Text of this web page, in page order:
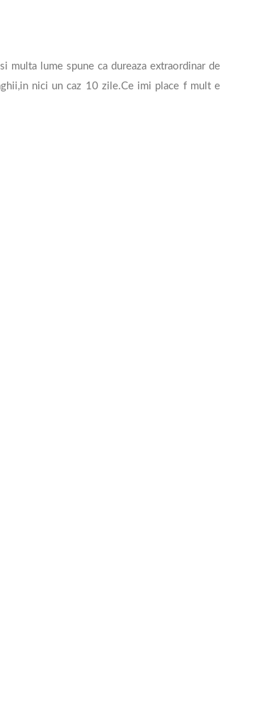
multa lume spune ca dureaza extraordinar de
nici un caz 10 zile.Ce imi place f mult e